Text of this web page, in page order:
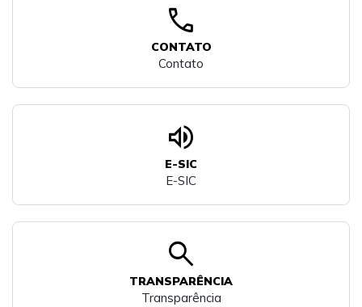
call
CONTATO
Contato
volume_up
E-SIC
E-SIC
search
TRANSPARÊNCIA
Transparência